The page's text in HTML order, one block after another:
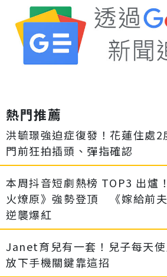
熱門推薦
洪毓璟強迫症復發！花蓮住處
門前狂拍插頭、彈指確認
本周抖音短劇熱榜 TOP3 出爐
火燎原》強勢登頂 《嫁給前
逆襲爆紅
Janet育兒有一套！兒子每天
放下手機關鍵靠這招